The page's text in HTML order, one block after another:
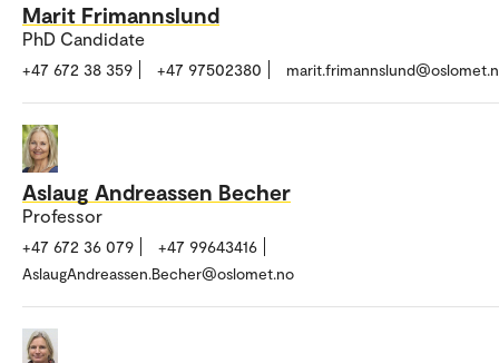
Marit Frimannslund
PhD Candidate
+47 672 38 359 +47 97502380
Aslaug Andreassen Becher
Professor
+47 672 36 079
+47 99643416
AslaugAndreassen.Becher@oslomet.no